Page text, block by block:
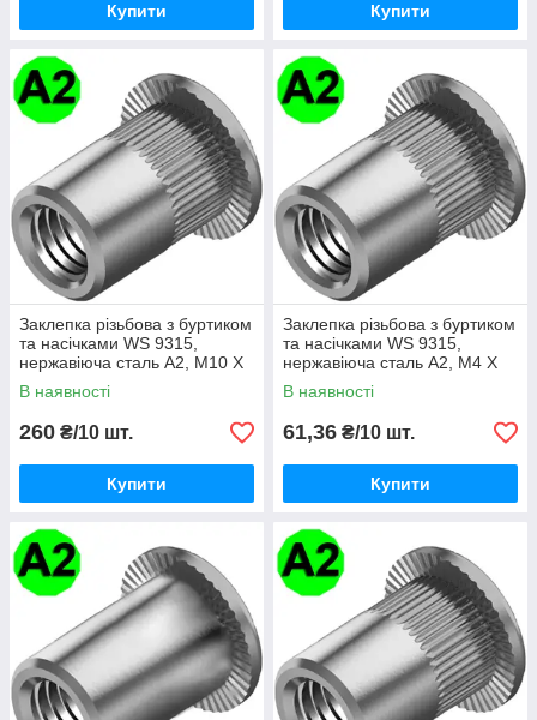
Купити Купити
Заклепка різьбова з буртиком
та насічками WS 9315,
нержавіюча сталь A2, М10 X
24
В наявності
260 ₴/10 шт.
Купити
Заклепка різьбова з буртиком
та насічками WS 9315,
нержавіюча сталь A2, М4 X
10
В наявності
61,36 ₴/10 шт.
Купити